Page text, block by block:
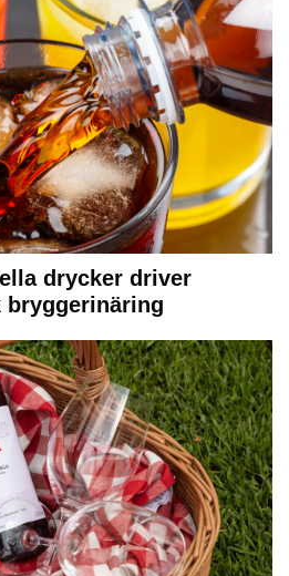
drycker driver